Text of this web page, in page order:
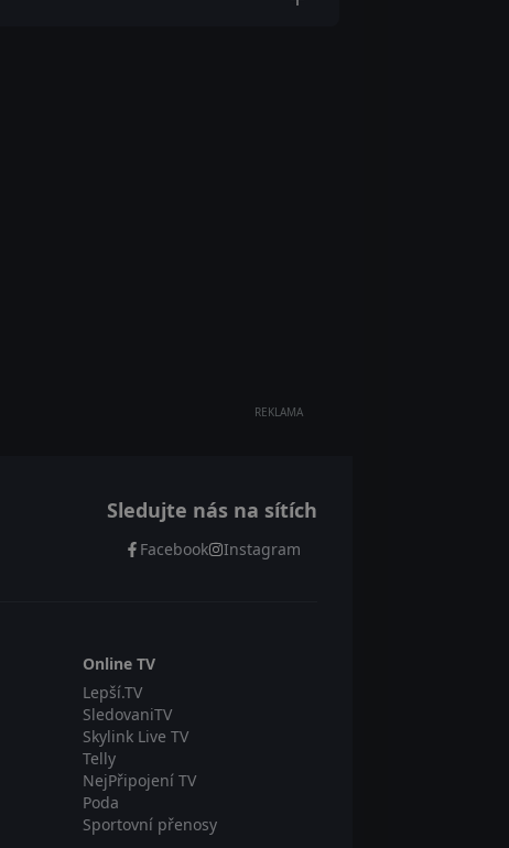
REKLAMA
Sledujte nás na sítích
Facebook Instagram
Online TV
Lepší.TV
SledovaniTV
Skylink Live TV
Telly
NejPřipojení TV
Poda
Sportovní přenosy